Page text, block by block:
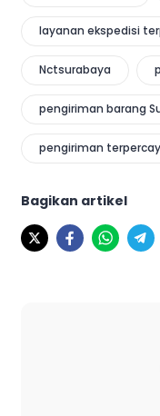
layanan ekspedisi
Nctsurabaya
pengiriman barang
pengiriman
Bagikan artikel